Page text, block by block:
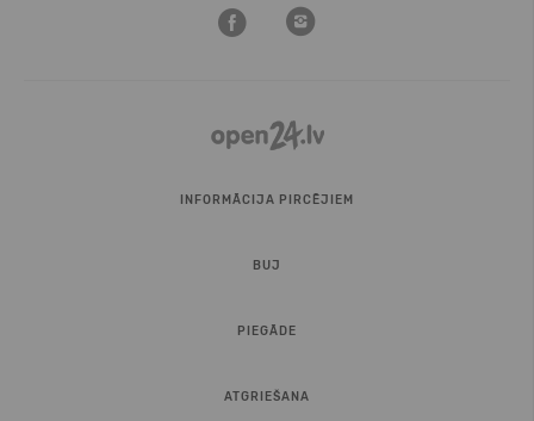
INFORMĀCIJA PIRCĒJIEM
BUJ
PIEGĀDE
ATGRIEŠANA